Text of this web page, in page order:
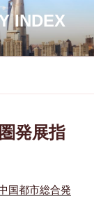
INDEX
発展指
国都市総合発